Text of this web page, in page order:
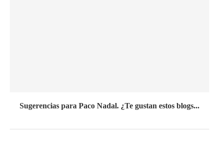
Sugerencias para Paco Nadal. ¿Te gustan estos blogs...